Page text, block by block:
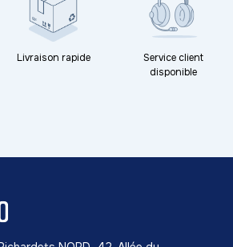
Livraison rapide
Service client
disponible